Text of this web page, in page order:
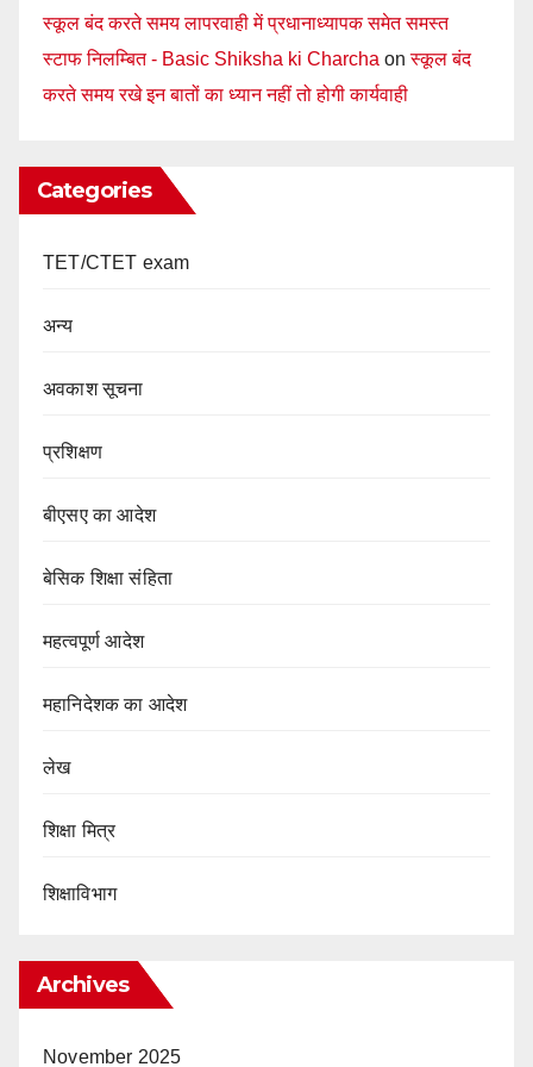
स्कूल बंद करते समय लापरवाही में प्रधानाध्यापक समेत समस्त
स्टाफ निलम्बित - Basic Shiksha ki Charcha onस्कूल बंद
करते समय रखे इन बातों का ध्यान नहीं तो होगी कार्यवाही
Categories
TET/CTET exam
अन्य
अवकाश सूचना
प्रशिक्षण
बीएसए का आदेश
बेसिक शिक्षा संहिता
महत्वपूर्ण आदेश
महानिदेशक का आदेश
लेख
शिक्षा मित्र
शिक्षाविभाग
Archives
November 2025